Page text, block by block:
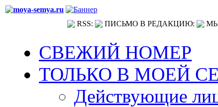
RSS: ПИСЬМО В РЕДАКЦИЮ:
СВЕЖИЙ НОМЕР
ТОЛЬКО В МОЕЙ
Действующие